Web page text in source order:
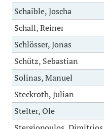
Schaible, Joscha
Schall, Reiner
Schlösser, Jonas
Schütz, Sebastian
Solinas, Manuel
Steckroth, Julian
Stelter, Ole